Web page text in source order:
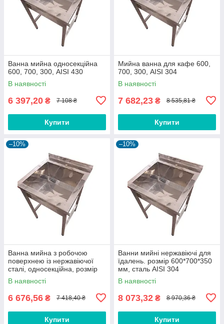
Ванна мийна односекційна
600, 700, 300, AISI 430
В наявності
6 397,20 ₴ 7 108 ₴
Купити
Мийна ванна для кафе 600,
700, 300, AISI 304
В наявності
7 682,23 ₴ 8 535,81 ₴
Купити
–10%
Ванна мийна з робочою
поверхнею із нержавіючої
сталі, односекційна, розмір
600*700*350 мм, AISI 430
В наявності
6 676,56 ₴ 7 418,40 ₴
Купити
–10%
Ванни мийні нержавіючі для
їдалень. розмір 600*700*350
мм, сталь AISI 304
В наявності
8 073,32 ₴ 8 970,36 ₴
Купити